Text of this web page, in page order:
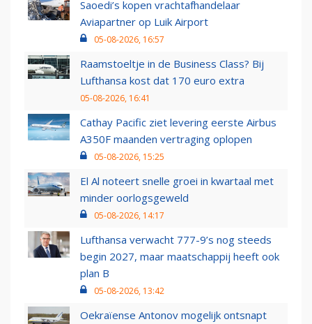
Saoedi’s kopen vrachtafhandelaar
Aviapartner op Luik Airport
05-08-2026, 16:57
Raamstoeltje in de Business Class? Bij
Lufthansa kost dat 170 euro extra
05-08-2026, 16:41
Cathay Pacific ziet levering eerste Airbus
A350F maanden vertraging oplopen
05-08-2026, 15:25
El Al noteert snelle groei in kwartaal met
minder oorlogsgeweld
05-08-2026, 14:17
Lufthansa verwacht 777-9’s nog steeds
begin 2027, maar maatschappij heeft ook
plan B
05-08-2026, 13:42
Oekraïense Antonov mogelijk ontsnapt